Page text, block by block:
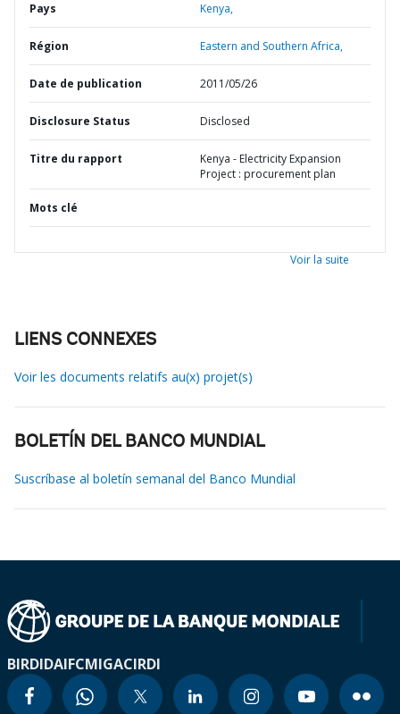
Pays Kenya,
Région Eastern and Southern Africa,
Date de publication 2011/05/26
Disclosure Status Disclosed
Titre du rapport
Kenya - Electricity Expansion
Project : procurement plan
Mots clé
Voir la suite
LIENS CONNEXES
Voir les documents relatifs au(x) projet(s)
BOLETÍN DEL BANCO MUNDIAL
Suscríbase al boletín semanal del Banco Mundial
BIRDIDAIFCMIGACIRDI